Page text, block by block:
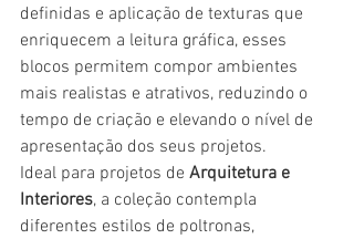
definidas e aplicação de texturas que
enriquecem a leitura gráfica, esses
blocos permitem compor ambientes
mais realistas e atrativos, reduzindo o
tempo de criação e elevando o nível de
apresentação dos seus projetos.
Ideal para projetos de Arquitetura e
Interiores, a coleção contempla
diferentes estilos de poltronas,